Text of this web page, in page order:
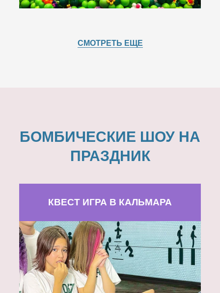
СМОТРЕТЬ ЕЩЕ
БОМБИЧЕСКИЕ ШОУ НА
ПРАЗДНИК
КВЕСТ ИГРА В КАЛЬМАРА